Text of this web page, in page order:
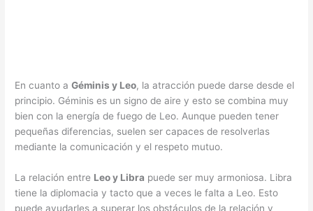
En cuanto aGéminis y Leo, la atracción puede darse desde el
principio. Géminis es un signo de aire y esto se combina muy
bien con la energía de fuego de Leo. Aunque pueden tener
pequeñas diferencias, suelen ser capaces de resolverlas
mediante la comunicación y el respeto mutuo.
La relación entre Leo y Libra puede ser muy armoniosa. Libra
tiene la diplomacia y tacto que a veces le falta a Leo. Esto
puede ayudarles a superar los obstáculos de la relación y